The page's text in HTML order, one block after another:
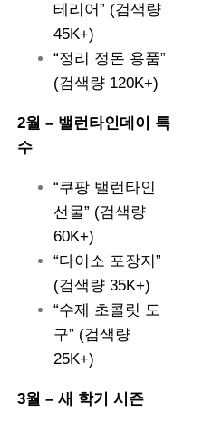
테리어” (검색량
45K+)
“정리 정돈 용품”
(검색량 120K+)
2월 – 밸런타인데이 특
수
“쿠팡 밸런타인
선물” (검색량
60K+)
“다이소 포장지”
(검색량 35K+)
“수제 초콜릿 도
구” (검색량
25K+)
3월 – 새 학기 시즌